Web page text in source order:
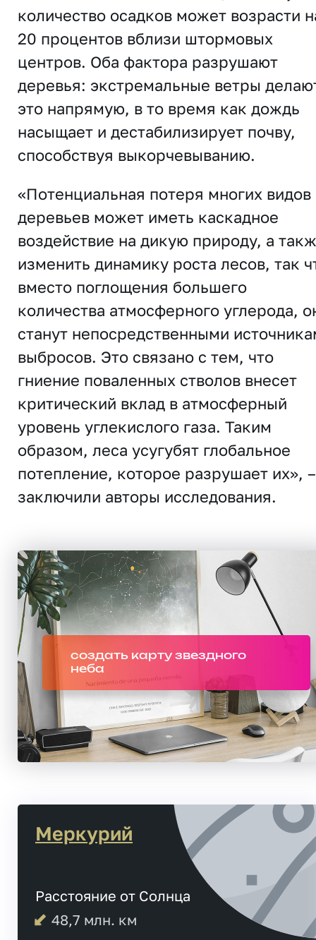
количество осадков может возрасти
20 процентов вблизи штормовых
центров. Оба фактора разрушают
деревья: экстремальные ветры
это напрямую, в то время как дождь
насыщает и дестабилизирует почву,
способствуя выкорчевыванию.
«Потенциальная потеря многих видов
деревьев может иметь каскадное
воздействие на дикую природу, а
изменить динамику роста лесов, так
вместо поглощения большего
количества атмосферного углерода,
станут непосредственными
выбросов. Это связано с тем, что
гниение поваленных стволов внесет
критический вклад в атмосферный
уровень углекислого газа. Таким
образом, леса усугубят глобальное
потепление, которое разрушает их», –
заключили авторы исследования.
создать карту звездного
неба
Меркурий
Расстояние от Солнца
48,7 млн. км